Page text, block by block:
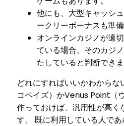
他にも、大型キャッシ
ークリーボーナスも準備
オンラインカジノが適
ている場合、そのカジ
たしていると判断できま
どれにすればいいかわから
コペイズ）かVenus Point（
作っておけば、汎用性が高く
す。 既に利用している人で